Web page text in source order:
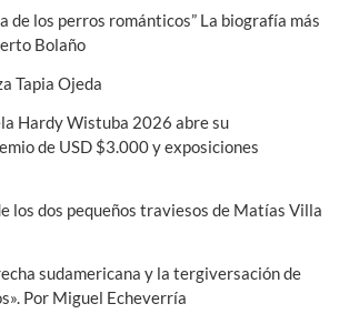
de los perros románticos” La biografía más
Bolaño
Tapia Ojeda
Hardy Wistuba 2026 abre su
de USD $3.000 y exposiciones
los dos pequeños traviesos de Matías Villa
sudamericana y la tergiversación de
Por Miguel Echeverría